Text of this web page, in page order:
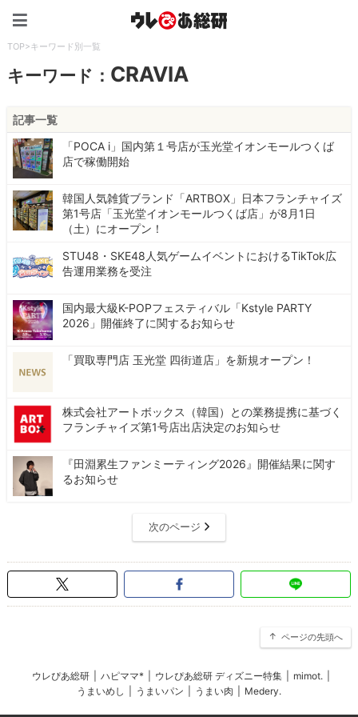
TOP>キーワード別一覧
キーワード： CRAVIA
記事一覧
「POCA i」国内第１号店が玉光堂イオンモールつくば
店で稼働開始
韓国人気雑貨ブランド「ARTBOX」日本フランチャイズ
第1号店「玉光堂イオンモールつくば店」が8月1日
（土）にオープン！
STU48・SKE48人気ゲームイベントにおけるTikTok広
告運用業務を受注
国内最大級K-POPフェスティバル「Kstyle PARTY
2026」開催終了に関するお知らせ
「買取専門店 玉光堂 四街道店」を新規オープン！
株式会社アートボックス（韓国）との業務提携に基づく
フランチャイズ第1号店出店決定のお知らせ
『田淵累生ファンミーティング2026』開催結果に関す
るお知らせ
次のページ
ページの先頭へ
ウレぴあ総研 ハピママ* ウレぴあ総研 ディズニー特集 mimot.
うまいめし
うまいパン うまい肉 Medery.